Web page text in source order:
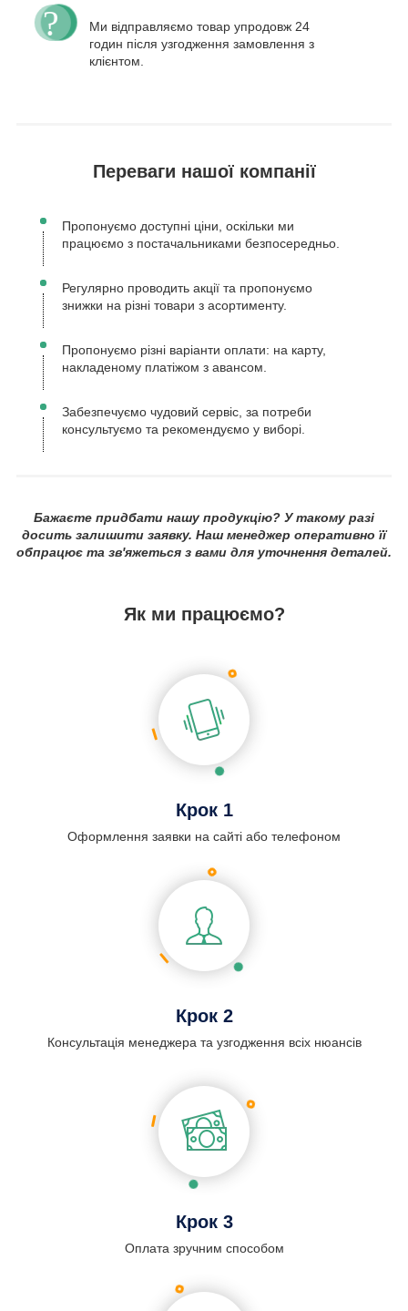
Ми відправляємо товар упродовж 24
годин після узгодження замовлення з
клієнтом.
Переваги нашої компанії
Пропонуємо доступні ціни, оскільки ми
працюємо з постачальниками безпосередньо.
Регулярно проводить акції та пропонуємо
знижки на різні товари з асортименту.
Пропонуємо різні варіанти оплати: на карту,
накладеному платіжом з авансом.
Забезпечуємо чудовий сервіс, за потреби
консультуємо та рекомендуємо у виборі.
Бажаєте придбати нашу продукцію? У такому разі
досить залишити заявку. Наш менеджер оперативно її
обпрацює та зв'яжеться з вами для уточнення деталей.
Як ми працюємо?
Крок 1
Оформлення заявки на сайті або телефоном
Крок 2
Консультація менеджера та узгодження всіх нюансів
Крок 3
Оплата зручним способом